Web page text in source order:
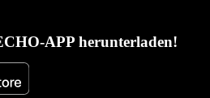
APP herunterladen!